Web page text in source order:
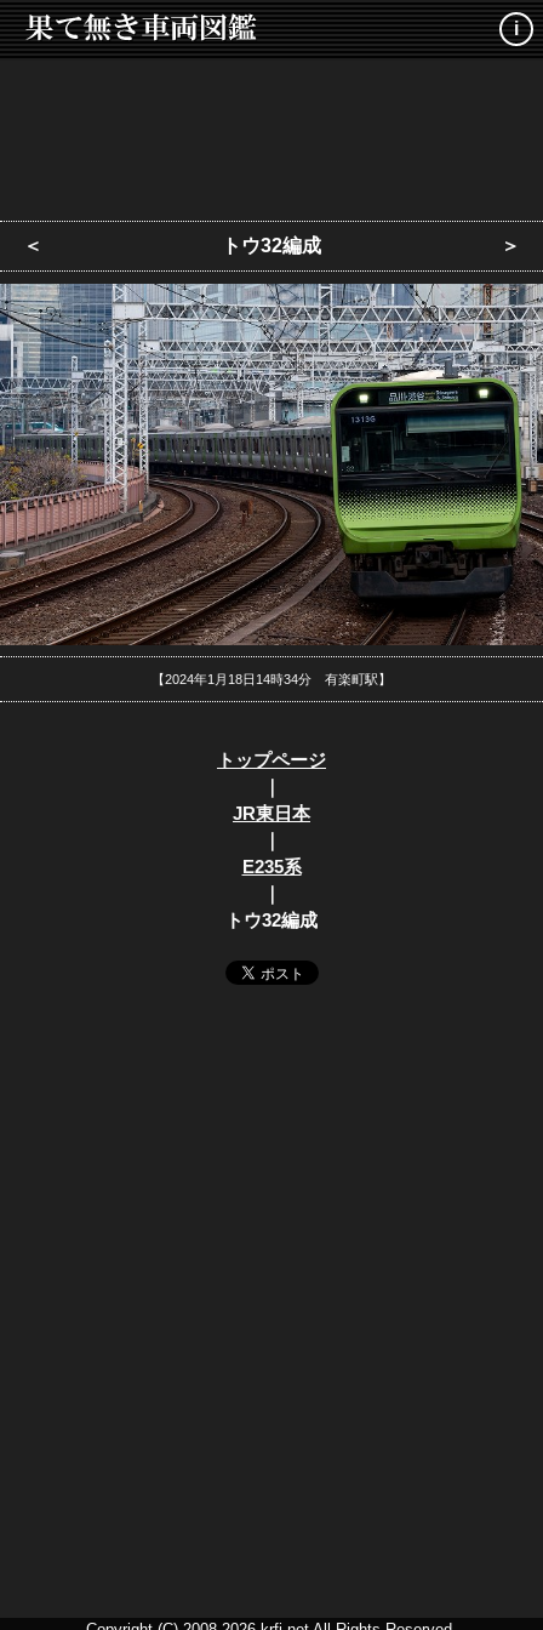
i
＜ トウ32編成 ＞
【2024年1月18日14時34分 有楽町駅】
トップページ
｜
JR東日本
｜
E235系
｜
トウ32編成